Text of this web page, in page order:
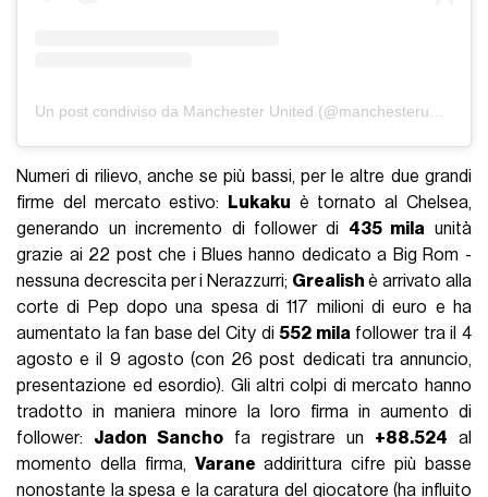
Un post condiviso da Manchester United (@manchesterunited)
Numeri di rilievo, anche se più bassi, per le altre due grandi
firme del mercato estivo:
Lukaku è tornato al Chelsea,
generando un incremento di follower di 435 mila unità
grazie ai 22 post che i Blues hanno dedicato a Big Rom -
nessuna decrescita per i Nerazzurri; Grealish è arrivato alla
corte di Pep dopo una spesa di 117 milioni di euro e ha
aumentato la fan base del City di552 milafollower tra il 4
agosto e il 9 agosto (con 26 post dedicati tra annuncio,
presentazione ed esordio). Gli altri colpi di mercato hanno
tradotto in maniera minore la loro firma in aumento di
follower: Jadon Sancho fa registrare un +88.524 al
momento della firma, Varane addirittura cifre più basse
nonostante la spesa e la caratura del giocatore (ha influito